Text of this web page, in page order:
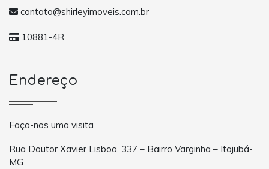
contato@shirleyimoveis.com.br
10881-4R
Endereço
Faça-nos uma visita
Rua Doutor Xavier Lisboa, 337 – Bairro Varginha – Itajubá-
MG